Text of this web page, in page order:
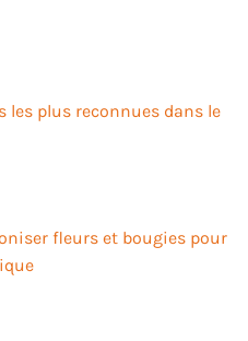
les plus reconnues dans le
fleurs et bougies pour